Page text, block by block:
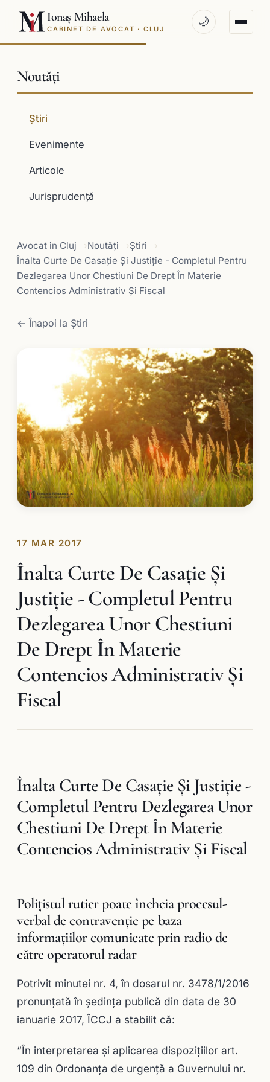
Ionaș Mihaela
CABINET DE AVOCAT · CLUJ
🌙
Noutăți
Știri
Evenimente
Articole
Jurisprudenţă
Avocat in Cluj Noutăți
Știri
Înalta Curte De Casaţie Şi Justiţie - Completul Pentru
Dezlegarea Unor Chestiuni De Drept În Materie
Contencios Administrativ Şi Fiscal
← Înapoi la Știri
17 MAR 2017
Înalta Curte De Casaţie Şi
Justiţie - Completul Pentru
Dezlegarea Unor Chestiuni
De Drept În Materie
Contencios Administrativ Şi
Fiscal
Înalta Curte De Casaţie Şi Justiţie -
Completul Pentru Dezlegarea Unor
Chestiuni De Drept În Materie
Contencios Administrativ Şi Fiscal
Poliţistul rutier poate încheia procesul-
verbal de contravenţie pe baza
informaţiilor comunicate prin radio de
către operatorul radar
Potrivit minutei nr. 4, în dosarul nr. 3478/1/2016
pronunţată în şedinţa publică din data de 30
ianuarie 2017, ÎCCJ a stabilit că:
“În interpretarea şi aplicarea dispoziţiilor art.
109 din Ordonanţa de urgenţă a Guvernului nr.